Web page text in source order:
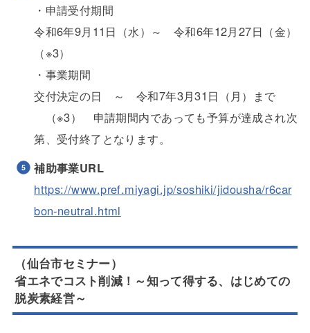
・申請受付期間
令和6年9月11日（水）～ 令和6年12月27日（金）
（※3）
・事業期間
交付決定の日 ～ 令和7年3月31日（月）まで
（※3） 申請期間内であっても予算が達成され次
第、受付終了となります。
補助事業URL
https://www.pref.miyagi.jp/soshiki/jidousha/r6car
bon-neutral.html
（仙台市セミナー）
省エネでコスト削減！～知って得する、はじめての
脱炭素経営～